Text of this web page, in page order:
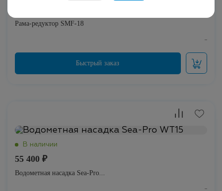
Рама-редуктор SMF-18
55 400 ₽
Водометная насадка Sea-Pro...